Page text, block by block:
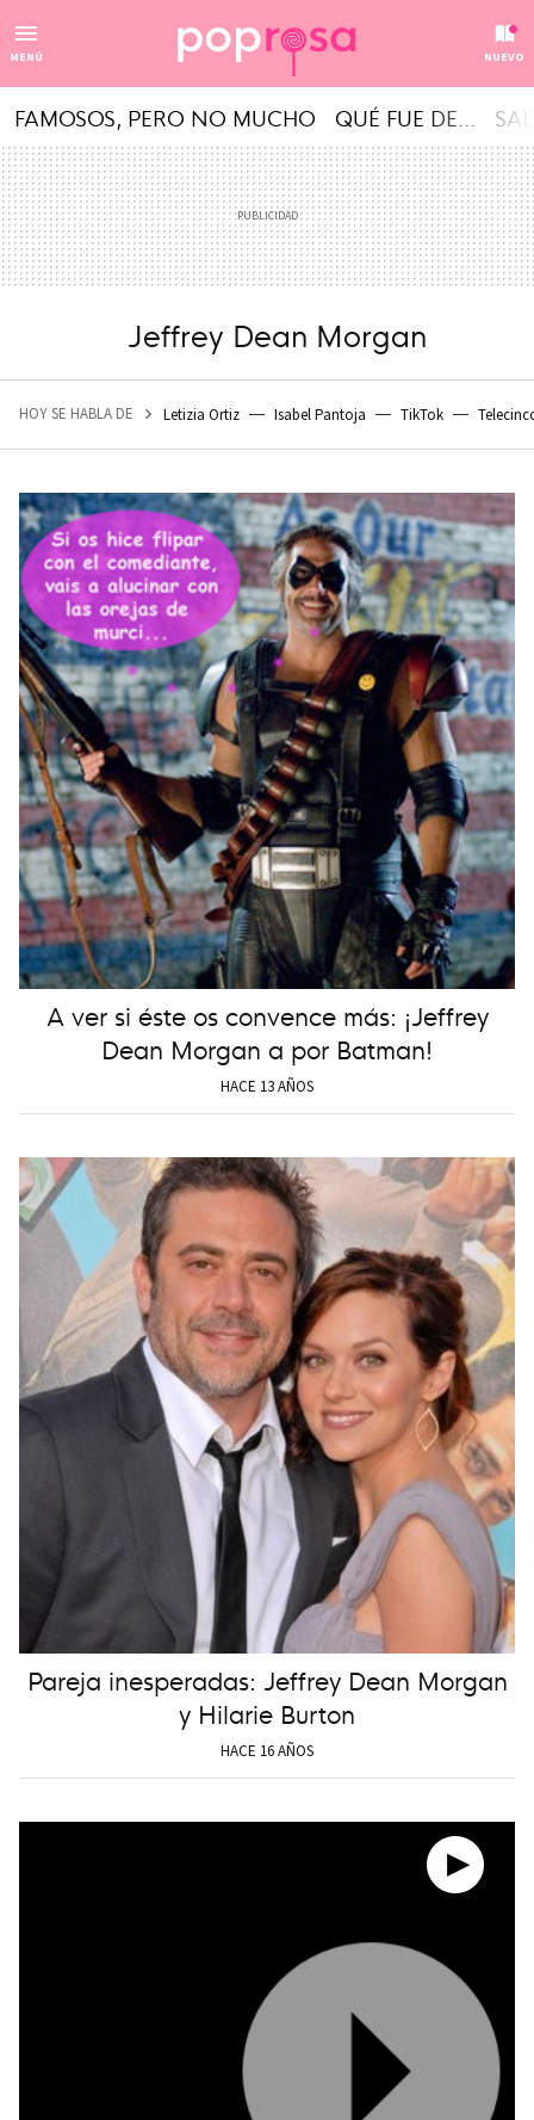
MENÚ NUEVO
FAMOSOS, PERO NO MUCHO QUÉ FUE DE...
Jeffrey Dean Morgan
HOY SE HABLA DE Letizia Ortiz Isabel Pantoja TikTok
A ver si éste os convence más: ¡Jeffrey
Dean Morgan a por Batman!
HACE 13 AÑOS
Pareja inesperadas: Jeffrey Dean Morgan
y Hilarie Burton
HACE 16 AÑOS